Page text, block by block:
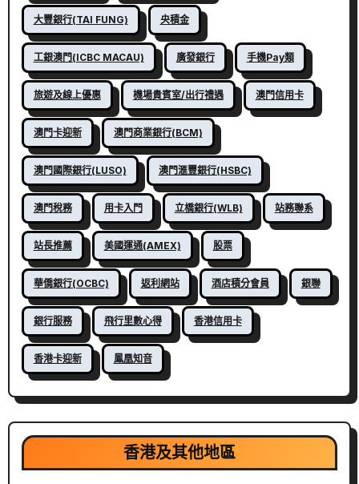
大豐銀行(TAI FUNG) 央積金
工銀澳門(ICBC MACAU) 廣發銀行 手機Pay類
旅遊及線上優惠 機場貴賓室/出行禮遇 澳門信用卡
澳門卡迎新 澳門商業銀行(BCM)
澳門國際銀行(LUSO) 澳門滙豐銀行(HSBC)
澳門稅務 用卡入門 立橋銀行(WLB) 站務聯系
站長推薦 美國運通(AMEX) 股票
華僑銀行(OCBC) 返利網站 酒店積分會員 銀聯
銀行服務 飛行里數心得 香港信用卡
香港卡迎新 鳳凰知音
香港及其他地區